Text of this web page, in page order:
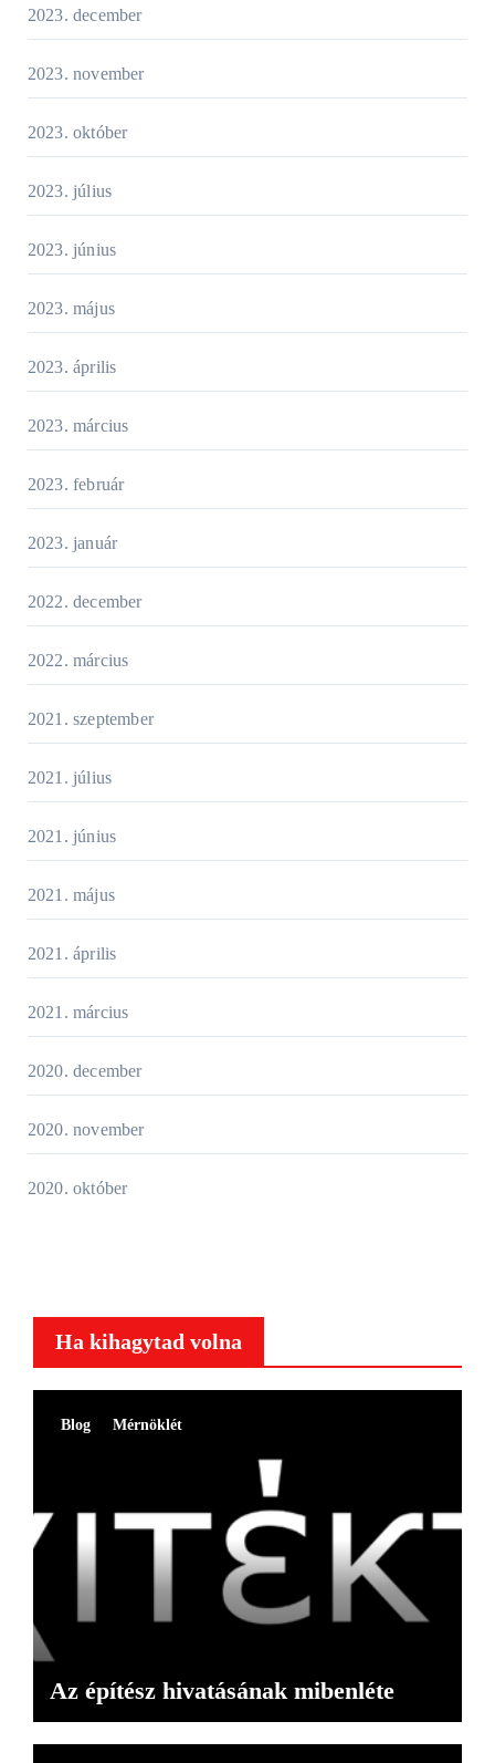
2023. december
2023. november
2023. október
2023. július
2023. június
2023. május
2023. április
2023. március
2023. február
2023. január
2022. december
2022. március
2021. szeptember
2021. július
2021. június
2021. május
2021. április
2021. március
2020. december
2020. november
2020. október
Ha kihagytad volna
Blog Mérnöklét
Az építész hivatásának mibenléte